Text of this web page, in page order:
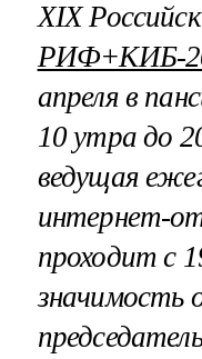
XIX
РИФ+КИБ-
апреля в
10 утра до
ведущая
интернет-
проходит с
значимость